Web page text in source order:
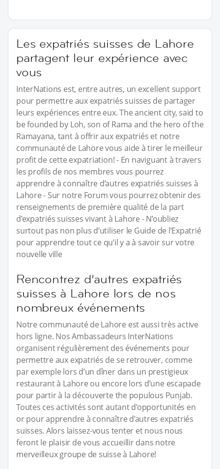
Les expatriés suisses de Lahore
partagent leur expérience avec
vous
InterNations est, entre autres, un excellent support
pour permettre aux expatriés suisses de partager
leurs expériences entre eux. The ancient city, said to
be founded by Loh, son of Rama and the hero of the
Ramayana, tant à offrir aux expatriés et notre
communauté de Lahore vous aide à tirer le meilleur
profit de cette expatriation! - En naviguant à travers
les profils de nos membres vous pourrez
apprendre à connaître d’autres expatriés suisses à
Lahore - Sur notre Forum vous pourrez obtenir des
renseignements de première qualité de la part
d’expatriés suisses vivant à Lahore - N’oubliez
surtout pas non plus d’utiliser le Guide de l’Expatrié
pour apprendre tout ce qu’il y a à savoir sur votre
nouvelle ville
Rencontrez d’autres expatriés
suisses à Lahore lors de nos
nombreux événements
Notre communauté de Lahore est aussi très active
hors ligne. Nos Ambassadeurs InterNations
organisent régulièrement des événements pour
permettre aux expatriés de se retrouver, comme
par exemple lors d’un dîner dans un prestigieux
restaurant à Lahore ou encore lors d’une escapade
pour partir à la découverte the populous Punjab.
Toutes ces activités sont autant d’opportunités en
or pour apprendre à connaître d’autres expatriés
suisses. Alors laissez-vous tenter et nous nous
feront le plaisir de vous accueillir dans notre
merveilleux groupe de suisse à Lahore!